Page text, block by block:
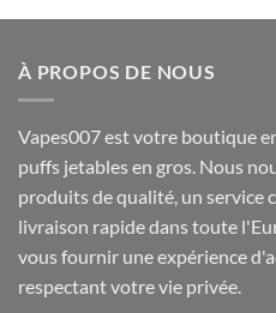
À PROPOS DE NOUS
Vapes007 est votre boutique
puffs jetables en gros. Nous
produits de qualité, un service
livraison rapide dans toute
vous fournir une expérience
respectant votre vie privée.